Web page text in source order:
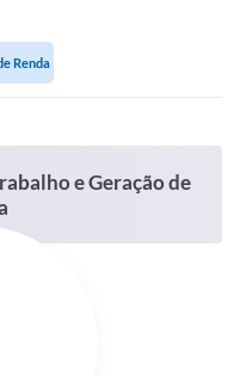
Renda
e Geração de